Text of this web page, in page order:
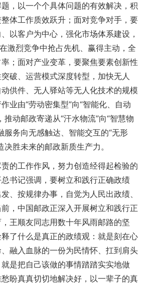
，以一个个具体问题的有效解决，积
体工作质效跃升；面对竞争对手，要
以客户为中心，强化市场体系建设，
激烈竞争中抢占先机、赢得主动，全
；面对产业变革，要聚焦要素创新性
破、运营模式深度转型，加快无人
供件、无人驿站等无人化技术的规模
业由“劳动密集型”向“智能化、自动
推动邮政寄递从“汗水物流”向“智慧物
服务向无感触达、智能交互的“无形
决胜未来的邮政新质生产力。
工作作风，努力创造经得起检验的
书记强调，要树立和践行正确政绩
、按规律办事，自觉为人民出政绩、
，中国邮政正深入开展树立和践行正
王顺友同志用数十年风雨邮路的坚
了什么是真正的政绩观：就是刻在心
融入血脉的一份为民情怀、扛到肩头
是把自己该做的事情踏踏实实地做
盼真真切切地解决好，以一辈子的真